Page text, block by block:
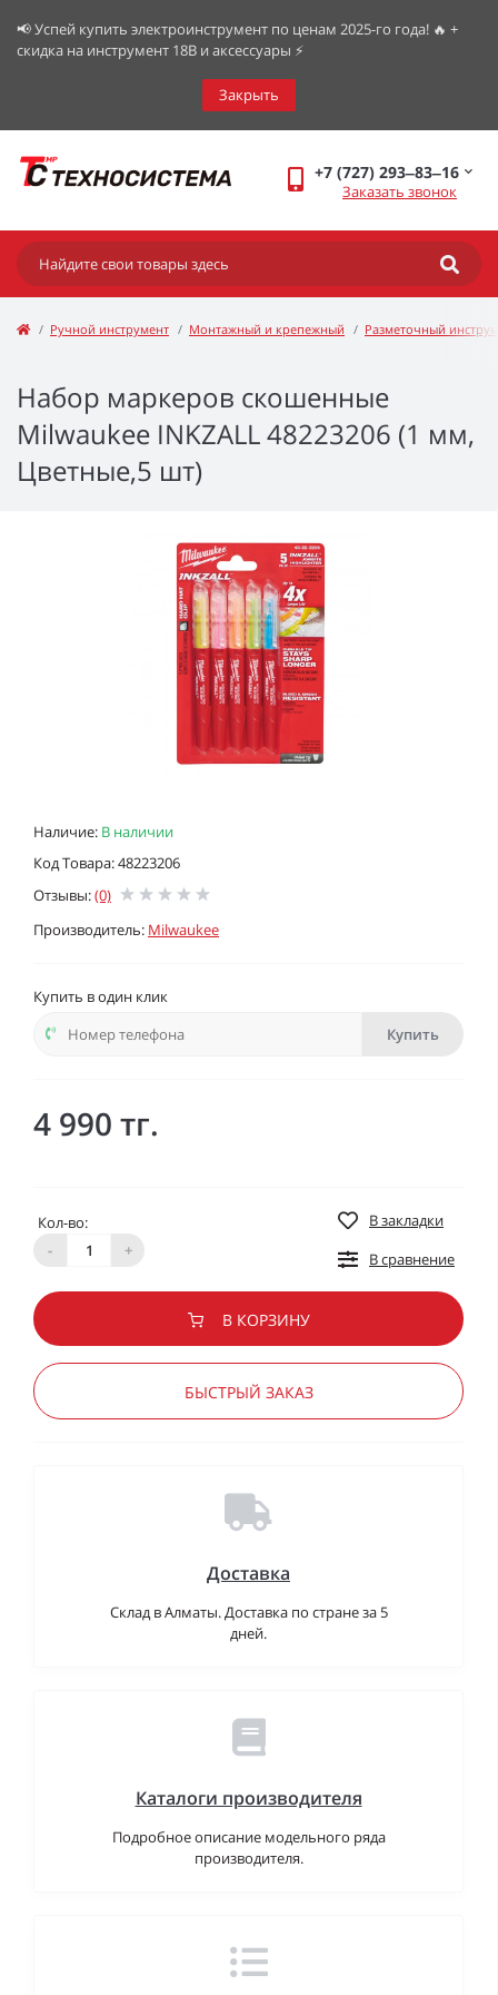
📢 Успей купить электроинструмент по ценам 2025-го года! 🔥 +
скидка на инструмент 18В и аксессуары ⚡️
Закрыть
+7 (727) 293‒83‒16
Заказать звонок
Ручной инструмент Монтажный и крепежный Разметочный
Набор маркеров скошенные
Milwaukee INKZALL 48223206 (1 мм,
Цветные,5 шт)
Наличие: В наличии
Код Товара: 48223206
Отзывы:(0)
Производитель: Milwaukee
Купить в один клик
Купить
4 990 тг.
Кол-во:
-
+
В закладки
В сравнение
В КОРЗИНУ
БЫСТРЫЙ ЗАКАЗ
Доставка
Склад в Алматы. Доставка по стране за 5
дней.
Каталоги производителя
Подробное описание модельного ряда
производителя.